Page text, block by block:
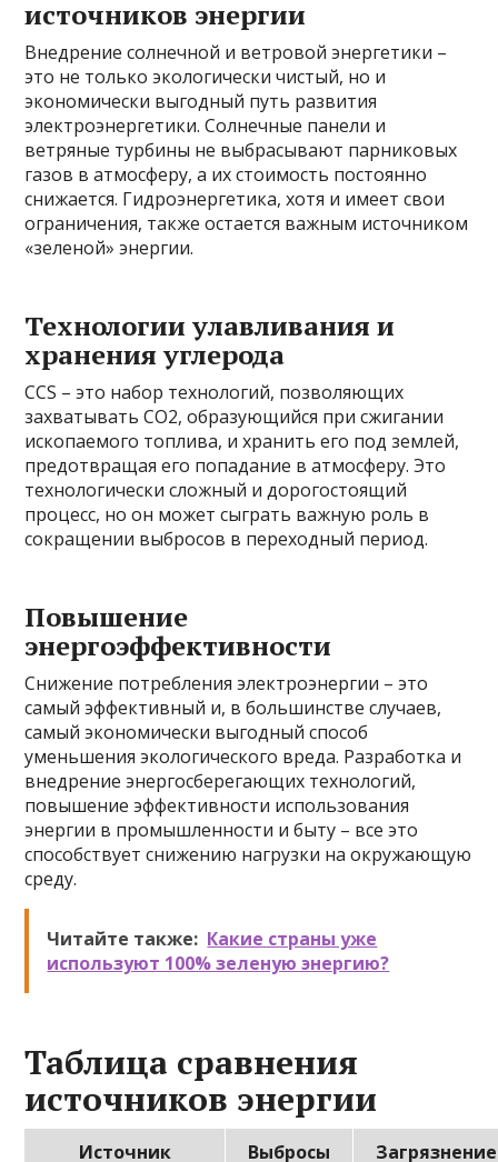
источников энергии
Внедрение солнечной и ветровой энергетики –
это не только экологически чистый, но и
экономически выгодный путь развития
электроэнергетики. Солнечные панели и
ветряные турбины не выбрасывают парниковых
газов в атмосферу, а их стоимость постоянно
снижается. Гидроэнергетика, хотя и имеет свои
ограничения, также остается важным источником
«зеленой» энергии.
Технологии улавливания и
хранения углерода
CCS – это набор технологий, позволяющих
захватывать CO2, образующийся при сжигании
ископаемого топлива, и хранить его под землей,
предотвращая его попадание в атмосферу. Это
технологически сложный и дорогостоящий
процесс, но он может сыграть важную роль в
сокращении выбросов в переходный период.
Повышение
энергоэффективности
Снижение потребления электроэнергии – это
самый эффективный и, в большинстве случаев,
самый экономически выгодный способ
уменьшения экологического вреда. Разработка и
внедрение энергосберегающих технологий,
повышение эффективности использования
энергии в промышленности и быту – все это
способствует снижению нагрузки на окружающую
среду.
Читайте также: Какие страны уже
используют 100% зеленую энергию?
Таблица сравнения
источников энергии
Источник
Выбросы
Загрязнение